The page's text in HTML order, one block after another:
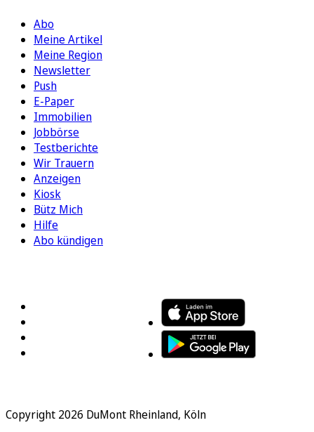
Abo
Meine Artikel
Meine Region
Newsletter
Push
E-Paper
Immobilien
Jobbörse
Testberichte
Wir Trauern
Anzeigen
Kiosk
Bütz Mich
Hilfe
Abo kündigen
Copyright 2026 DuMont Rheinland, Köln